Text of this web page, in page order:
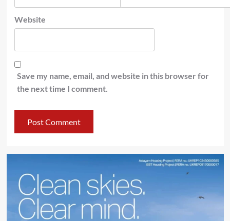
Website
Save my name, email, and website in this browser for
the next time I comment.